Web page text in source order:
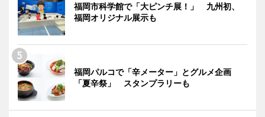
福岡市科学館で「大ピンチ展！」 九州初、
福岡オリジナル展示も
福岡パルコで「辛メーター」とグルメ企画
「夏辛祭」 スタンプラリーも